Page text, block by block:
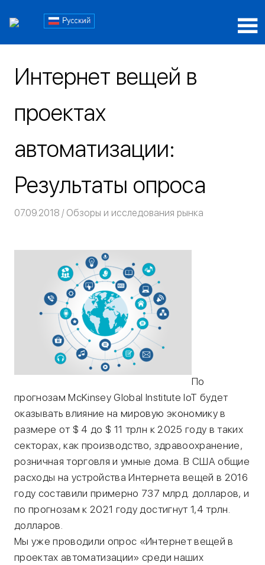
содержимому
Блог
Интернет вещей в
проектах
автоматизации:
Результаты опроса
07.09.2018 Команда iRidium mobile
Обзоры и исследования рынка
По
прогнозам McKinsey Global Institute IoT будет
оказывать влияние на мировую экономику в
размере от $ 4 до $ 11 трлн к 2025 году в таких
секторах, как производство, здравоохранение,
розничная торговля и умные дома. В США общие
расходы на устройства Интернета вещей в 2016
году составили примерно 737 млрд. долларов, и
по прогнозам к 2021 году достигнут 1,4 трлн.
долларов.
Мы уже проводили опрос «Интернет вещей в
проектах автоматизации» среди наших